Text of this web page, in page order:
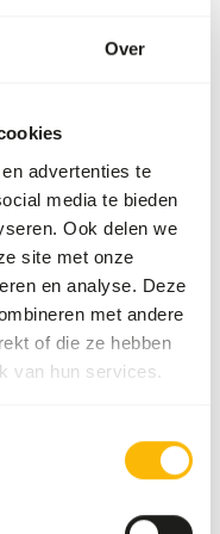
Over
advertenties te
media te bieden
Ook delen we
site met onze
en analyse. Deze
met andere
of die ze hebben
van hun services.
of these more
day” over at least